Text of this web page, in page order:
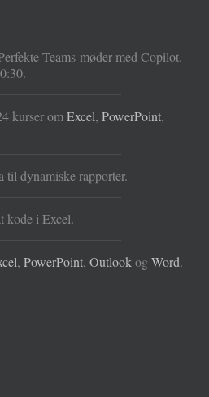
Teams-møder med Copilot.
kurser omExcel, PowerPoint,
til dynamiske rapporter.
kode i Excel.
, PowerPoint, OutlookogWord.